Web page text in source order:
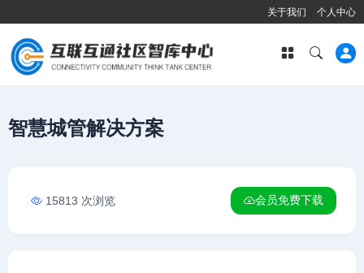
关于我们 个人中心
智慧城管解决方案
15813 次浏览 会员免费下载